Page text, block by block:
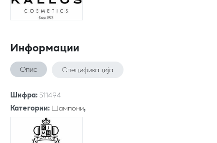
Информации
Опис Спецификација
Шифра:511494
Категории:Шампони,